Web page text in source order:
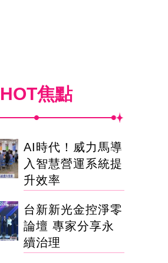
HOT焦點
AI時代！威力馬導
入智慧營運系統提
升效率
台新新光金控淨零
論壇 專家分享永
續治理